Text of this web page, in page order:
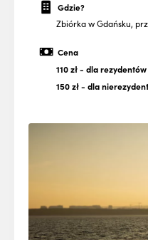
Gdzie?
Zbiórka w Gdańsku,
Cena
110 zł- dla rezydentów
150 zł- dla